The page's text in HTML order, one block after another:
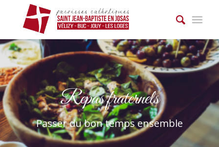
Repas fraternels
Passer du bon temps ensemble